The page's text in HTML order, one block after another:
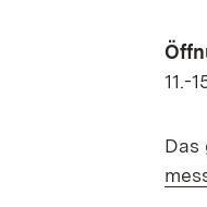
11.-
Das